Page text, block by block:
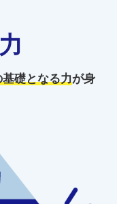
基礎となる力が身